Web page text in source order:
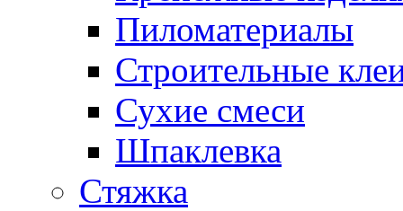
Пиломатериалы
Строительные
Сухие смеси
Шпаклевка
Стяжка